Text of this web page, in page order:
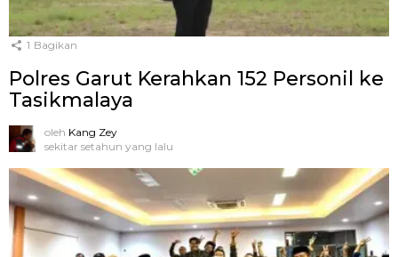
1 Bagikan
Polres Garut Kerahkan 152 Personil ke
Tasikmalaya
oleh Kang Zey
sekitar setahun yang lalu